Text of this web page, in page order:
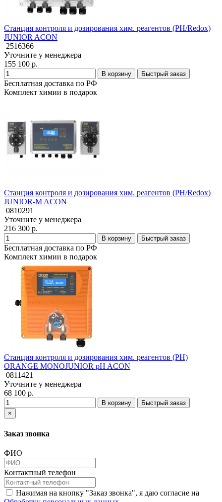
Станция контроля и дозирования хим. реагентов (PH/Redox)
JUNIOR ACON
2516366
Уточните у менеджера
155 100 р.
В корзину Быстрый заказ
Бесплатная доставка по РФ
Комплект химии в подарок
Станция контроля и дозирования хим. реагентов (PH/Redox)
JUNIOR-M ACON
0810291
Уточните у менеджера
216 300 р.
В корзину Быстрый заказ
Бесплатная доставка по РФ
Комплект химии в подарок
Станция контроля и дозирования хим. реагентов (РН)
ORANGE MONOJUNIOR pH ACON
0811421
Уточните у менеджера
68 100 р.
В корзину
Быстрый заказ
×
Заказ звонка
ФИО
Контактный телефон
Нажимая на кнопку "Заказ звонка", я даю согласие на